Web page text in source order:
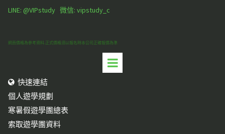
LINE: @VIPstudy 微信: vipstudy_c
網頁價格為參考資料.正式價格須以報名時本公司正確報價為準
 快速連結
個人遊學規劃
寒暑假遊學團總表
索取遊學團資料